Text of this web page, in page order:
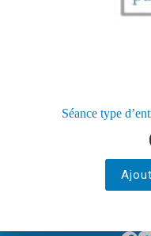
Séance type